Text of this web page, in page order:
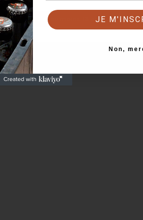
J'ai au moins 18 ans
JE
Non,